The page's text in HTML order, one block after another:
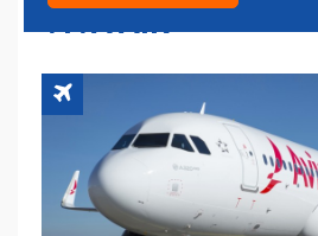
VIVA AIR